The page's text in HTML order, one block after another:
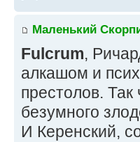
Маленький
Fulcrum,
алкашом и
престолов.
безумного
И Керенский,